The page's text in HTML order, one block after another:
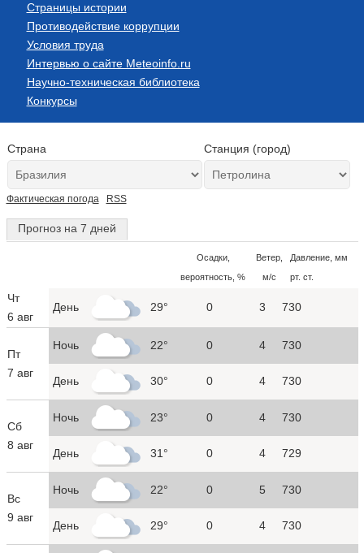
Страницы истории
Противодействие коррупции
Условия труда
Интервью о сайте Meteoinfo.ru
Научно-техническая библиотека
Конкурсы
Страна Станция (город)
Фактическая погода RSS
Прогноз на 7 дней
Осадки,
вероятность, %
Ветер,
м/с
Давление, мм
рт. ст.
Чт
6 авг
День 29° 0 3 730
Пт
7 авг
Ночь 22° 0 4 730
День 30° 0 4 730
Сб
8 авг
Ночь 23° 0 4 730
День 31° 0 4 729
Вс
9 авг
Ночь 22° 0 5 730
День 29° 0 4 730